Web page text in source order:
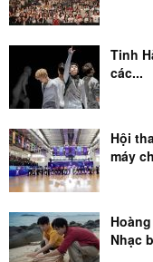
Tinh
các...
Hội
máy
Nhạc